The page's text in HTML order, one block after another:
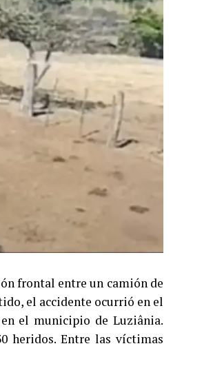
frontal entre un camión de
el accidente ocurrió en el
el municipio de Luziânia.
heridos. Entre las víctimas